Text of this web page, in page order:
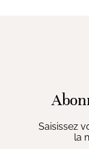
Saisissez
la